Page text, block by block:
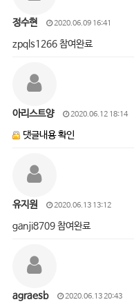
정수현 2020.06.09 16:41
zpqls1266 참여완료
아리스트양 2020.06.12 18:14
댓글내용 확인
유지원 2020.06.13 13:12
ganji8709 참여완료
agraesb 2020.06.13 20:43